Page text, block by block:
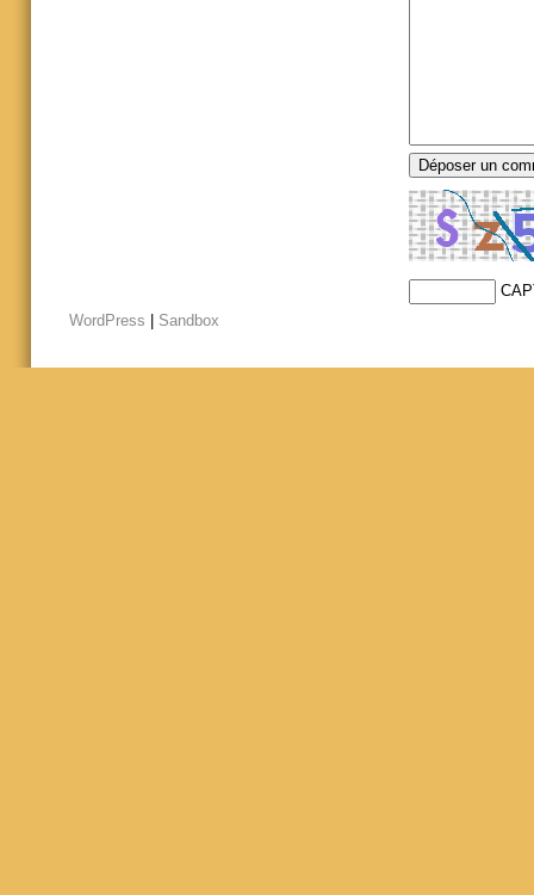
WordPress
Sandbox